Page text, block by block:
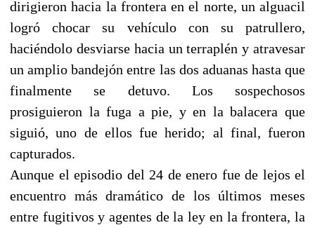
dirigieron hacia la frontera en el norte, un alguacil
logró chocar su vehículo con su patrullero,
haciéndolo desviarse hacia un terraplén y atravesar
un amplio bandejón entre las dos aduanas hasta que
finalmente se detuvo. Los sospechosos
prosiguieron la fuga a pie, y en la balacera que
siguió, uno de ellos fue herido; al final, fueron
capturados.
Aunque el episodio del 24 de enero fue de lejos el
encuentro más dramático de los últimos meses
entre fugitivos y agentes de la ley en la frontera, la